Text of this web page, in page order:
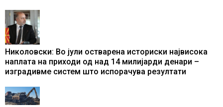
Николовски: Во јули остварена историски највисока
наплата на приходи од над 14 милијарди денари –
изградивме систем што испорачува резултати